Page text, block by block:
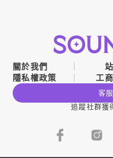
關於我們
隱私權政策
工
客
追蹤社群獲